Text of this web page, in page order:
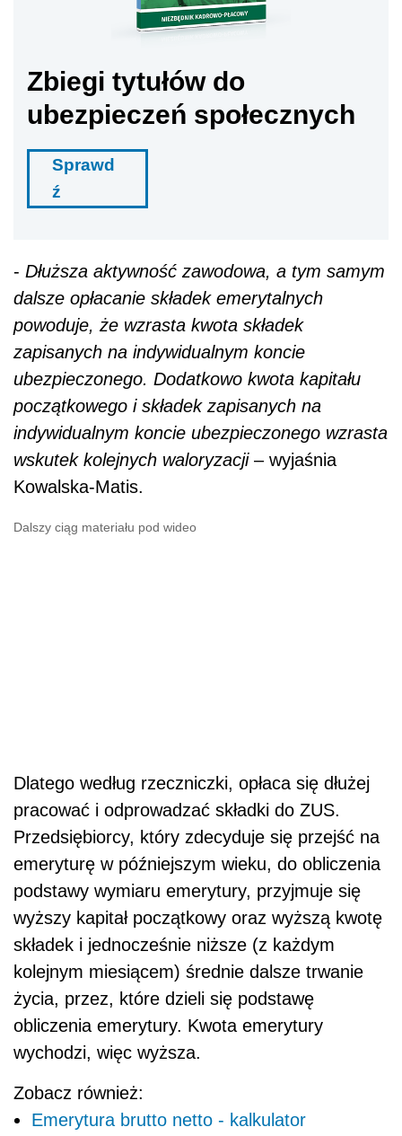
Zbiegi tytułów do
ubezpieczeń społecznych
Sprawd
ź
- Dłuższa aktywność zawodowa, a tym samym
dalsze opłacanie składek emerytalnych
powoduje, że wzrasta kwota składek
zapisanych na indywidualnym koncie
ubezpieczonego. Dodatkowo kwota kapitału
początkowego i składek zapisanych na
indywidualnym koncie ubezpieczonego wzrasta
wskutek kolejnych waloryzacji – wyjaśnia
Kowalska-Matis.
Dalszy ciąg materiału pod wideo
Dlatego według rzeczniczki, opłaca się dłużej
pracować i odprowadzać składki do ZUS.
Przedsiębiorcy, który zdecyduje się przejść na
emeryturę w późniejszym wieku, do obliczenia
podstawy wymiaru emerytury, przyjmuje się
wyższy kapitał początkowy oraz wyższą kwotę
składek i jednocześnie niższe (z każdym
kolejnym miesiącem) średnie dalsze trwanie
życia, przez, które dzieli się podstawę
obliczenia emerytury. Kwota emerytury
wychodzi, więc wyższa.
Zobacz również:
Emerytura brutto netto - kalkulator